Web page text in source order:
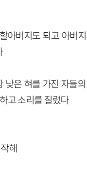
아버지도 되고 아버
은 혀를 가진 자들
고 소리를 질렀다
해